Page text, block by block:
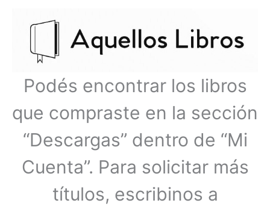
Podés encontrar los libros
que compraste en la sección
“Descargas” dentro de “Mi
Cuenta”. Para solicitar más
títulos, escribinos a
principal